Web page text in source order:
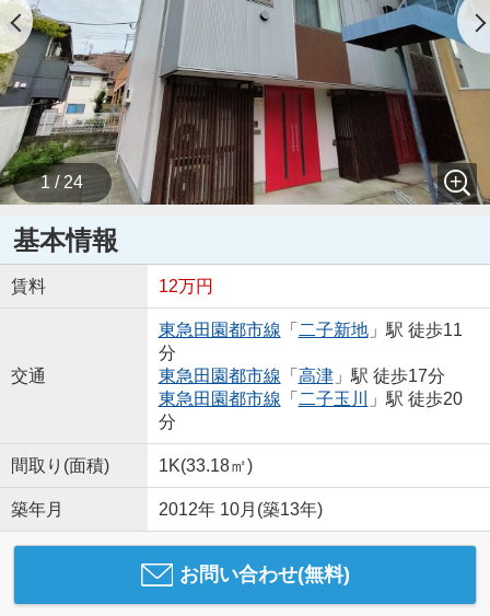
1 / 24
基本情報
賃料 12万円
交通
東急田園都市線 「 二子新地」駅 徒歩11
分
東急田園都市線 「 高津」駅 徒歩17分
東急田園都市線 「 二子玉川
」駅 徒歩20
分
間取り(面積) 1K(33.18㎡)
築年月 2012年 10月(築13年)
お問い合わせ(無料)